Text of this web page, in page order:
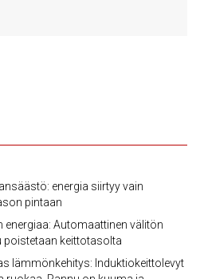
energia siirtyy vain
pintaan
Automaattinen välitön
poistetaan keittotasolta
lämmönkehitys: Induktiokeittolevyt